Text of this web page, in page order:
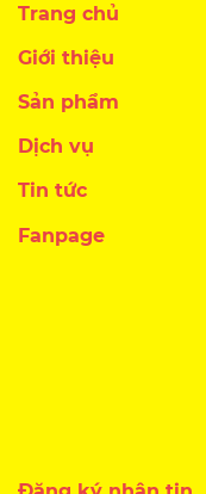
Trang chủ
Giới thiệu
Sản phẩm
Dịch vụ
Tin tức
Fanpage